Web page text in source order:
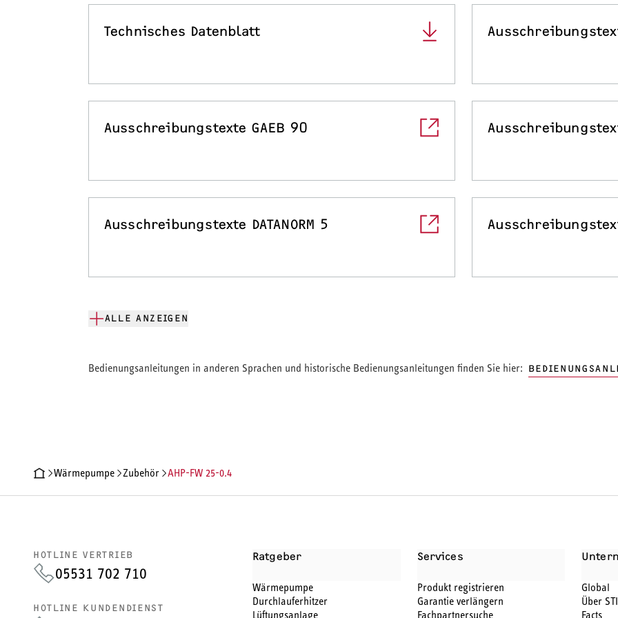
Technisches Datenblatt
Ausschreibungstexte GAEB 90
Ausschreibungstexte DATANORM 5
ALLE ANZEIGEN
Bedienungsanleitungen in anderen Sprachen und historische Bedienungsanleitungen finden Sie hier:
PRODUKTDETAILSTECHNISCHE DATENDOKUMENTE
Wärmepumpe Zubehör AHP-FW 25-0.4
HOTLINE VERTRIEB
05531 702 710
HOTLINE KUNDENDIENST
Ratgeber
Wärmepumpe
Durchlauferhitzer
Lüftungsanlage
Services
Produkt registrieren
Garantie verlängern
Fachpartnersuche
Global
Über
Facts